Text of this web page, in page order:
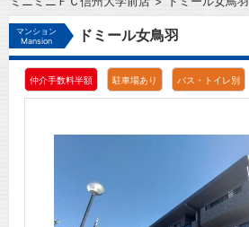
マンション
Mansion
ドミール女鳥羽
仲介手数料半額 駐車場あり バス・トイレ別